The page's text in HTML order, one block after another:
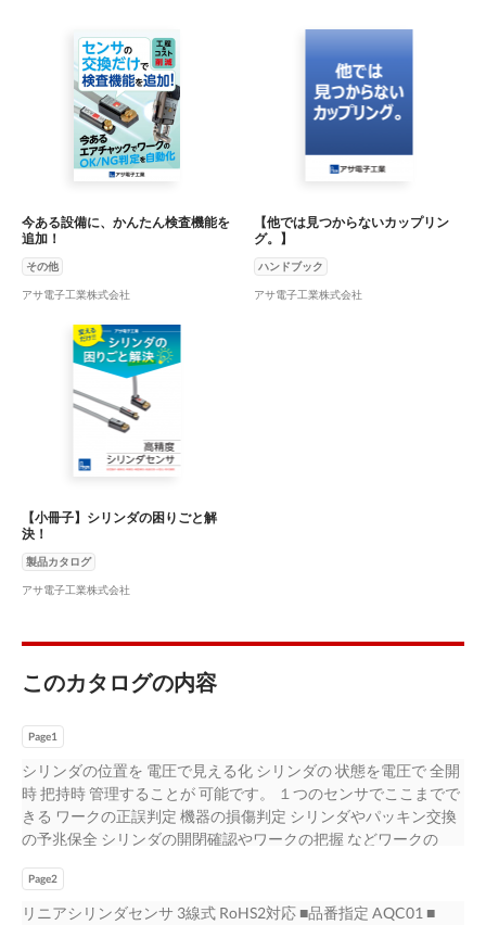
今ある設備に、かんたん検査機能を
追加！
その他
アサ電子工業株式会社
【他では見つからないカップリン
グ。】
ハンドブック
アサ電子工業株式会社
【小冊子】シリンダの困りごと解
決！
製品カタログ
アサ電子工業株式会社
このカタログの内容
Page1
シリンダの位置を 電圧で見える化 シリンダの 状態を電圧で 全開
時 把持時 管理することが 可能です。 １つのセンサでここまでで
きる ワークの正誤判定 機器の損傷判定 シリンダやパッキン交換
の予兆保全 シリンダの開閉確認やワークの把握 などワークの
B：φ7.8 = 2.2V それぞれ電圧でワークを判別 ワークC：φ8.2 =
1.8V
Page2
リニアシリンダセンサ 3線式 RoHS2対応 ■品番指定 AQC01 ■